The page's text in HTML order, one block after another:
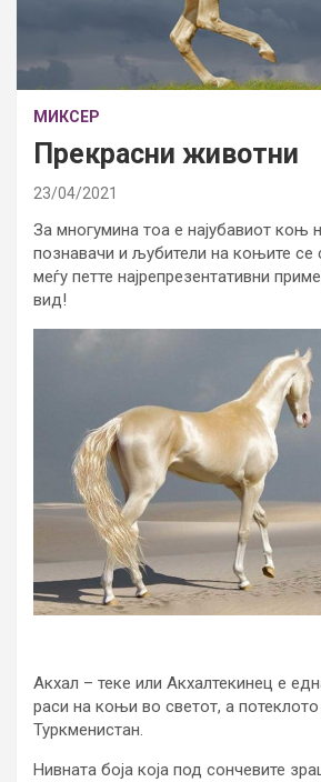
МИКСЕР
Прекрасни животни
23/04/2021
За многумина тоа е најубавиот коњ
познавачи и љубители на коњите се
меѓу петте најрепрезентативни
вид!
Акхал – теке или Акхалтекинец е
раси на коњи во светот, а
Туркменистан.
Нивната боја која под сончевите